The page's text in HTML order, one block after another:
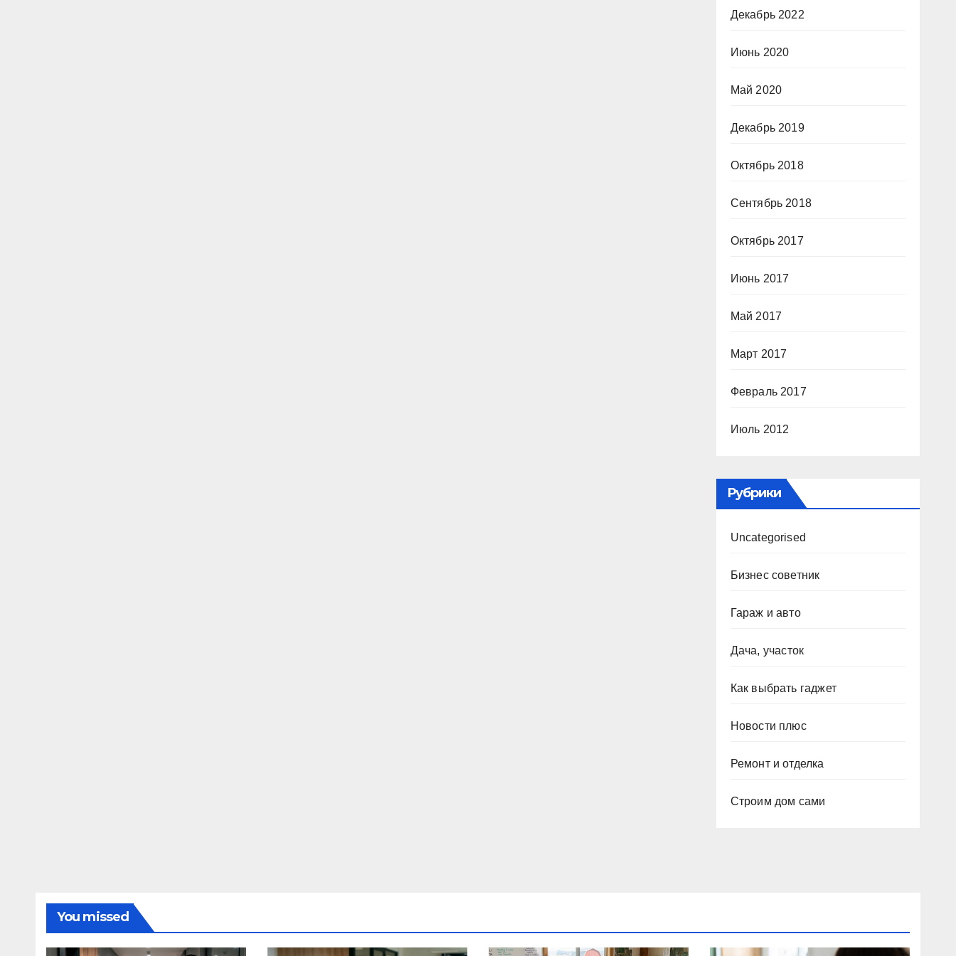
Декабрь 2022
Июнь 2020
Май 2020
Декабрь 2019
Октябрь 2018
Сентябрь 2018
Октябрь 2017
Июнь 2017
Май 2017
Март 2017
Февраль 2017
Июль 2012
Рубрики
Uncategorised
Бизнес советник
Гараж и авто
Дача, участок
Как выбрать гаджет
Новости плюс
Ремонт и отделка
Строим дом сами
You missed